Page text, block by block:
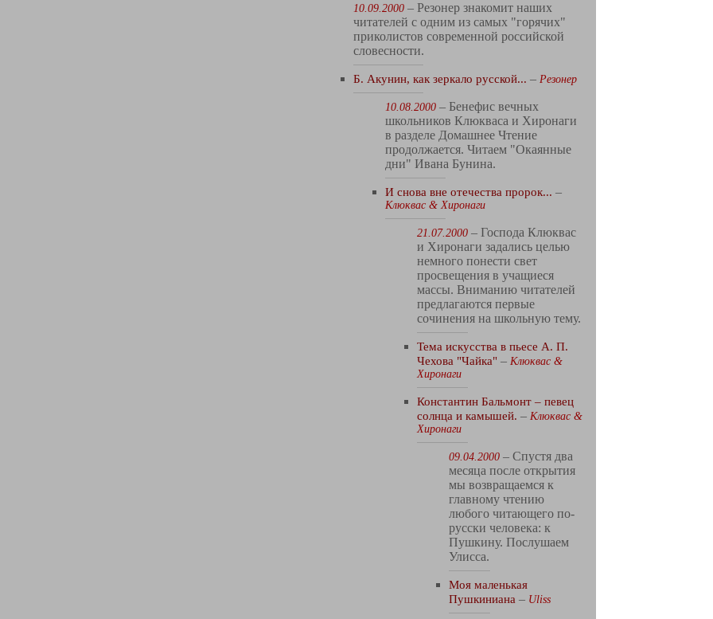
10.09.2000 – Резонер знакомит наших
читателей с одним из самых "горячих"
приколистов современной российской
словесности.
Б. Акунин, как зеркало русской... – Резонер
10.08.2000 – Бенефис вечных
школьников Клюкваса и Хиронаги
в разделе Домашнее Чтение
продолжается. Читаем "Окаянные
дни" Ивана Бунина.
И снова вне отечества пророк... –
Клюквас & Хиронаги
21.07.2000 – Господа Клюквас
и Хиронаги задались целью
немного понести свет
просвещения в учащиеся
массы. Вниманию читателей
предлагаются первые
сочинения на школьную тему.
Тема искусства в пьесе А. П.
Чехова "Чайка" – Клюквас &
Хиронаги
Константин Бальмонт – певец
солнца и камышей. – Клюквас &
Хиронаги
09.04.2000 – Спустя два
месяца после открытия
мы возвращаемся к
главному чтению
любого читающего по-
русски человека: к
Пушкину. Послушаем
Улисса.
Моя маленькая
Пушкиниана – Uliss